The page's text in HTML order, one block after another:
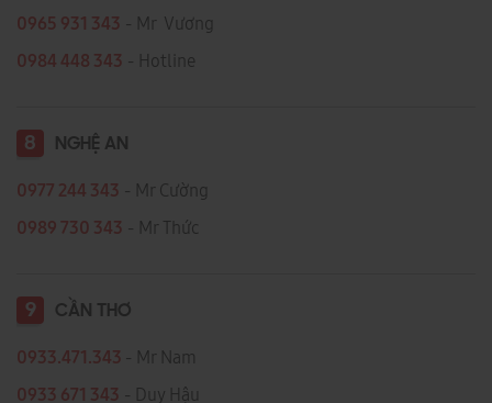
0965 931 343 - Mr Vương
0984 448 343 - Hotline
8 NGHỆ AN
0977 244 343 - Mr Cường
0989 730 343 - Mr Thức
9 CẦN THƠ
0933.471.343 - Mr Nam
0933 671 343 - Duy Hậu